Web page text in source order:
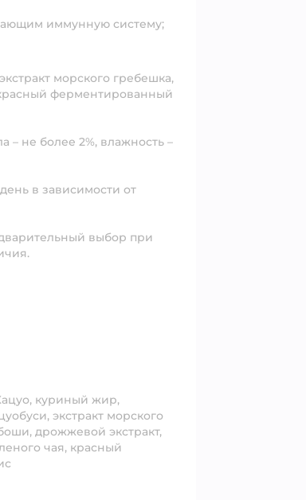
иммунную систему;
морского гребешка,
ферментированный
– не более 2%, влажность –
в зависимости от
выбор при
куриный жир,
экстракт морского
дрожжевой экстракт,
чая, красный